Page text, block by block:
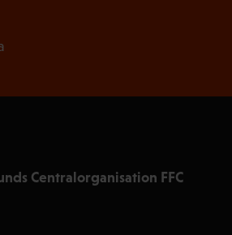
Centralorganisation FFC